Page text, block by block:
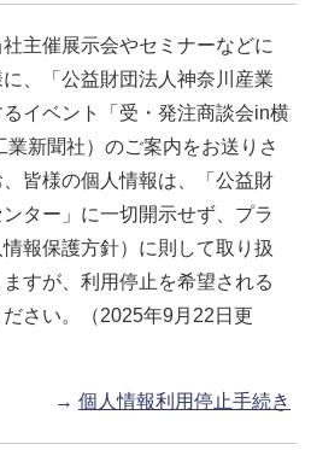
主催展示会やセミナーなどに
、「公益財団法人神奈川産業
イベント「受・発注商談会in横
新聞社）のご案内をお送りさ
皆様の個人情報は、「公益財
ター」に一切開示せず、プラ
報保護方針）に則して取り扱
すが、利用停止を希望される
ださい。（2025年9月22日更
→ 個人情報利用停止手続き